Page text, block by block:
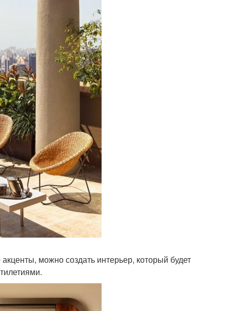
можно создать интерьер, который будет